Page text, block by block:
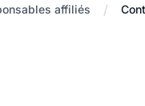
affiliés /